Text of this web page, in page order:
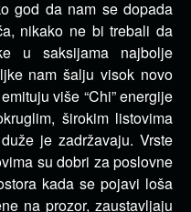
god da nam se dopada
nikako ne bi trebali da
u saksijama najbolje
nam šalju visok novo
više “Chi” energije
širokim listovima
je zadržavaju. Vrste
su dobri za poslovne
kada se pojavi loša
na prozor, zaustavljaju